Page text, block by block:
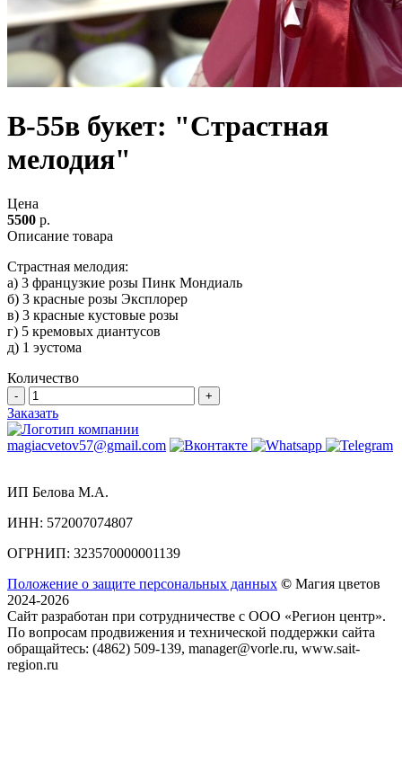
В-55в букет: "Страстная
мелодия"
Цена
5500 р.
Описание товара
Страстная мелодия:
а) 3 французкие розы Пинк Мондиаль
б) 3 красные розы Эксплорер
в) 3 красные кустовые розы
г) 5 кремовых диантусов
д) 1 эустома
Количество
- +
Заказать
magiacvetov57@gmail.com
ИП Белова М.А.
ИНН: 572007074807
ОГРНИП: 323570000001139
Положение о защите персональных данных © Магия цветов
2024-2026
Сайт разработан при сотрудничестве с ООО «Регион центр».
По вопросам продвижения и технической поддержки сайта
обращайтесь: (4862) 509-139, manager@vorle.ru, www.sait-
region.ru